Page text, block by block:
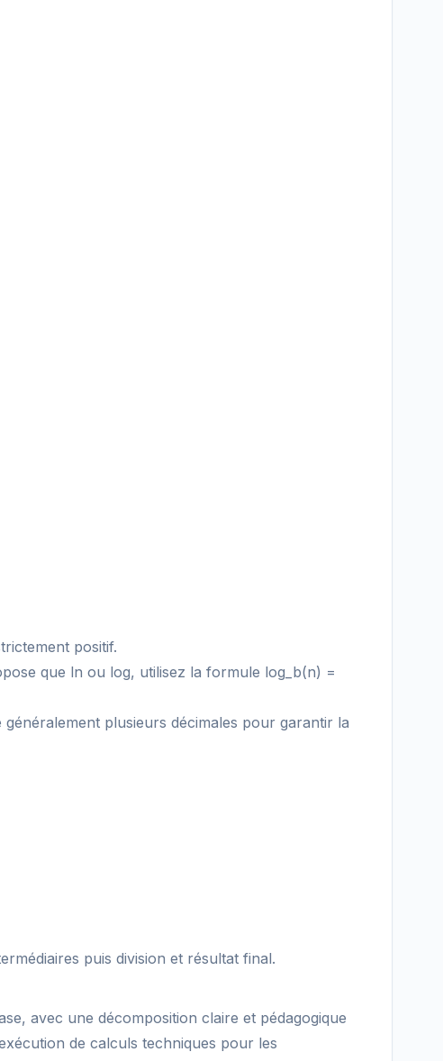
positif.
que ln ou log, utilisez la formule log_b(n) =
plusieurs décimales pour garantir la
puis division et résultat final.
avec une décomposition claire et pédagogique
de calculs techniques pour les